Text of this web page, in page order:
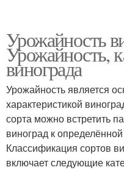
Урожайность
Урожайность,
винограда
Урожайность является
характеристикой
сорта можно встретить
виноград к
Классификация сортов
включает следующие